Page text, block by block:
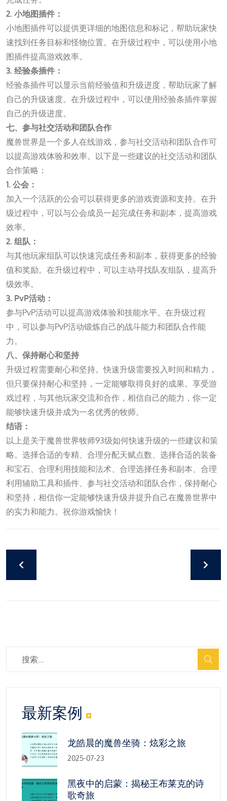
2. 小地图插件：
小地图插件可以提供更详细的地图信息和标记，帮助玩家快
速找到任务目标和怪物位置。在升级过程中，可以使用小地
图插件提高游戏效率。
3. 经验条插件：
经验条插件可以显示当前经验值和升级进度，帮助玩家了解
自己的升级速度。在升级过程中，可以使用经验条插件掌握
自己的升级进度。
七、参与社交活动和团队合作
魔兽世界是一个多人在线游戏，参与社交活动和团队合作可
以提高游戏体验和效率。以下是一些建议的社交活动和团队
合作策略：
1. 公会：
加入一个活跃的公会可以获得更多的游戏资源和支持。在升
级过程中，可以与公会成员一起完成任务和副本，提高游戏
效率。
2. 组队：
与其他玩家组队可以快速完成任务和副本，获得更多的经验
值和奖励。在升级过程中，可以主动寻找队友组队，提高升
级效率。
3. PvP活动：
参与PvP活动可以提高游戏体验和技能水平。在升级过程
中，可以参与PvP活动锻炼自己的战斗能力和团队合作能
力。
八、保持耐心和坚持
升级过程需要耐心和坚持。快速升级需要投入时间和精力，
但只要保持耐心和坚持，一定能够取得良好的成果。享受游
戏过程，与其他玩家交流和合作，相信自己的能力，你一定
能够快速升级并成为一名优秀的牧师。
结语：
以上是关于魔兽世界牧师93级如何快速升级的一些建议和策
略。选择合适的专精、合理分配天赋点数、选择合适的装备
和宝石、合理利用技能和法术、合理选择任务和副本、合理
利用辅助工具和插件、参与社交活动和团队合作，保持耐心
和坚持，相信你一定能够快速升级并提升自己在魔兽世界中
的实力和能力。祝你游戏愉快！
最新案例
龙皓晨的魔兽坐骑：炫彩之旅
2025-07-23
黑夜中的启蒙：揭秘王布莱克的诗
歌奇旅